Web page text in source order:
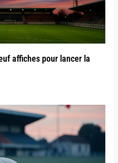
affiches pour lancer la